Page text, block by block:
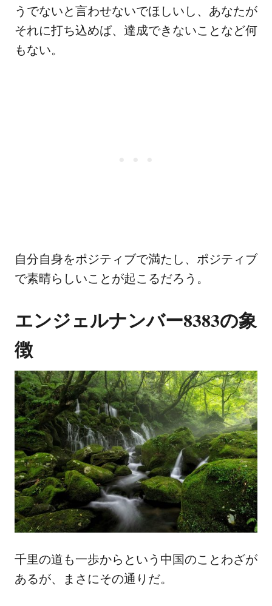
うでないと言わせないでほしいし、あなたが
それに打ち込めば、達成できないことなど何
もない。
自分自身をポジティブで満たし、ポジティブ
で素晴らしいことが起こるだろう。
エンジェルナンバー8383の象
徴
千里の道も一歩からという中国のことわざが
あるが、まさにその通りだ。